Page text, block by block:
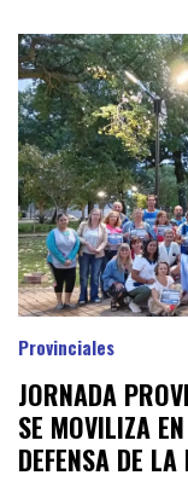
JORNADA
SE MOVILIZA
DEFENSA DE
Provinciales